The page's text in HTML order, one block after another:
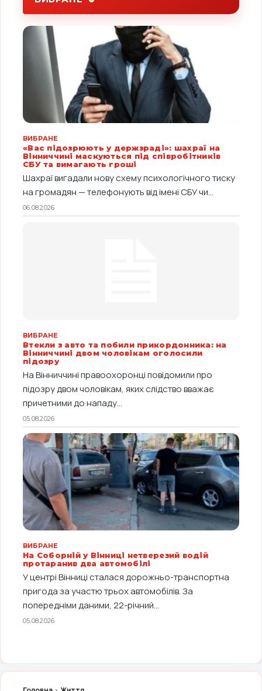
ВИБРАНЕ
«Вас підозрюють у держзраді»: шахраї на
Вінниччині маскуються під співробітників
СБУ та вимагають гроші
Шахраї вигадали нову схему психологічного тиску
на громадян — телефонують від імені СБУ чи...
06.08.2026
ВИБРАНЕ
Втекли з авто та побили прикордонника: на
Вінниччині двом чоловікам оголосили
підозру
На Вінниччині правоохоронці повідомили про
підозру двом чоловікам, яких слідство вважає
причетними до нападу...
05.08.2026
ВИБРАНЕ
На Соборній у Вінниці нетверезий водій
протаранив два автомобілі
У центрі Вінниці сталася дорожньо-транспортна
пригода за участю трьох автомобілів. За
попередніми даними, 22-річний...
05.08.2026